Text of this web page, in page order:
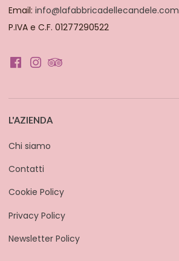
Email: info@lafabbricadellecandele.com
P.IVA e C.F. 01277290522
L'AZIENDA
Chi siamo
Contatti
Cookie Policy
Privacy Policy
Newsletter Policy